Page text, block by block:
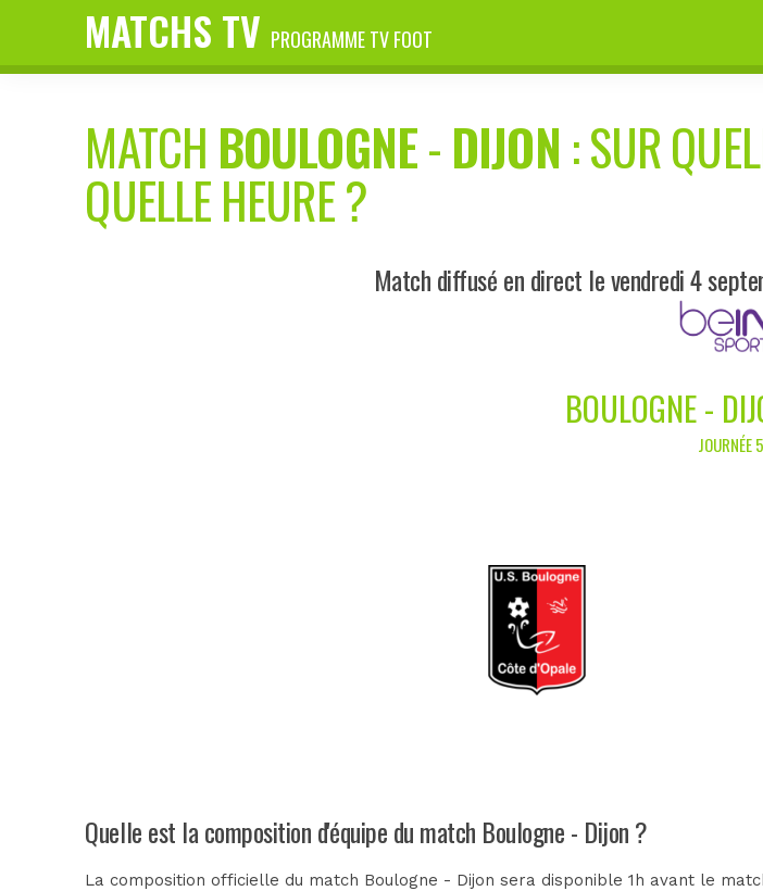
MATCHS TV PROGRAMME TV FOOT
MATCH BOULOGNE-DIJON : SUR
QUELLE HEURE ?
Match diffusé en direct le vendredi 4
BOULOGNE -
JOURNÉE 5
Quelle est la composition d'équipe du match Boulogne - Dijon ?
La composition officielle du match Boulogne - Dijon sera disponible 1h avant le